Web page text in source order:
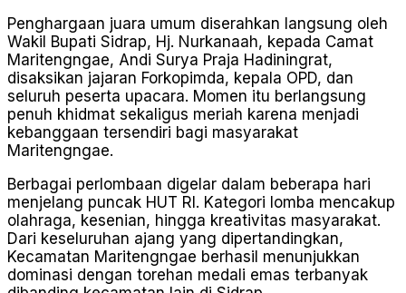
Penghargaan juara umum diserahkan langsung oleh
Wakil Bupati Sidrap, Hj. Nurkanaah, kepada Camat
Maritengngae, Andi Surya Praja Hadiningrat,
disaksikan jajaran Forkopimda, kepala OPD, dan
seluruh peserta upacara. Momen itu berlangsung
penuh khidmat sekaligus meriah karena menjadi
kebanggaan tersendiri bagi masyarakat
Maritengngae.
Berbagai perlombaan digelar dalam beberapa hari
menjelang puncak HUT RI. Kategori lomba mencakup
olahraga, kesenian, hingga kreativitas masyarakat.
Dari keseluruhan ajang yang dipertandingkan,
Kecamatan Maritengngae berhasil menunjukkan
dominasi dengan torehan medali emas terbanyak